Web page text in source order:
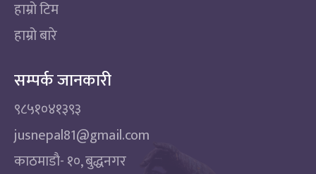
हाम्रो टिम
हाम्रो बारे
सम्पर्क जानकारी
९८५१०४१३९३
jusnepal81@gmail.com
काठमाडाै‌- १०, बुद्धनगर